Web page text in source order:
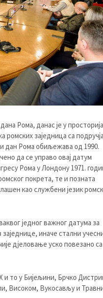
Рома, данас је у
заједница са подручја
дан Рома обиљежава од 1990.
да се управо овај датум
Рома у Лондону 1971.
покрета, те и позната
као службени језик
једног важног датума за
иначе стални
дјеловање уско повезано са
и то у Бијељини, Брчко
Високом, Вукосављу и